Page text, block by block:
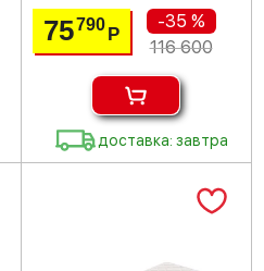
75790 Р
-35 %
116 600
доставка: завтра